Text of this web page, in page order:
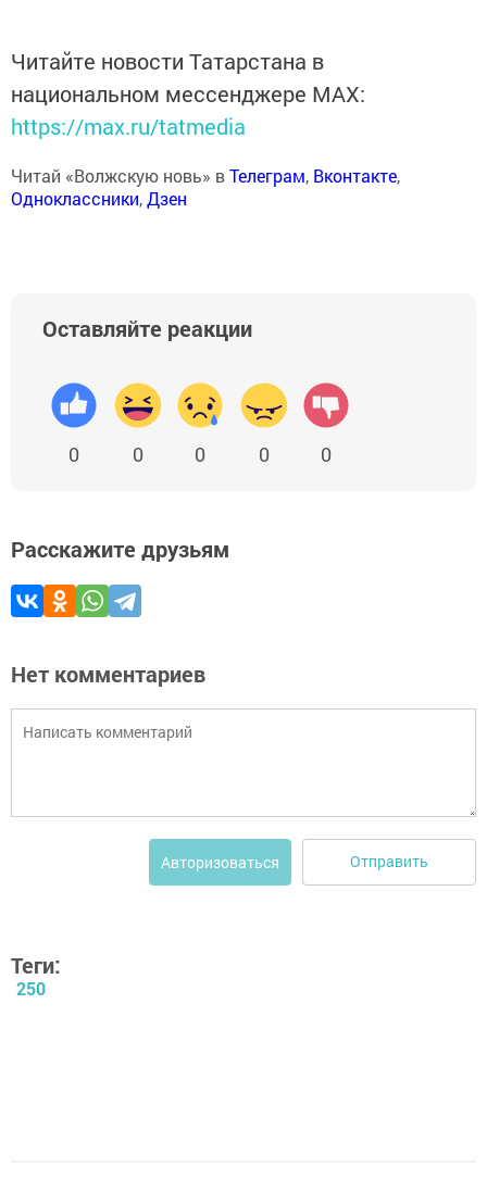
Читайте новости Татарстана в
национальном мессенджере MАХ:
https://max.ru/tatmedia
Читай «Волжскую новь» вТелеграм, Вконтакте,
Одноклассники,Дзен
Оставляйте реакции
0 0 0 0 0
Расскажите друзьям
Нет комментариев
Авторизоваться Отправить
Теги:
250